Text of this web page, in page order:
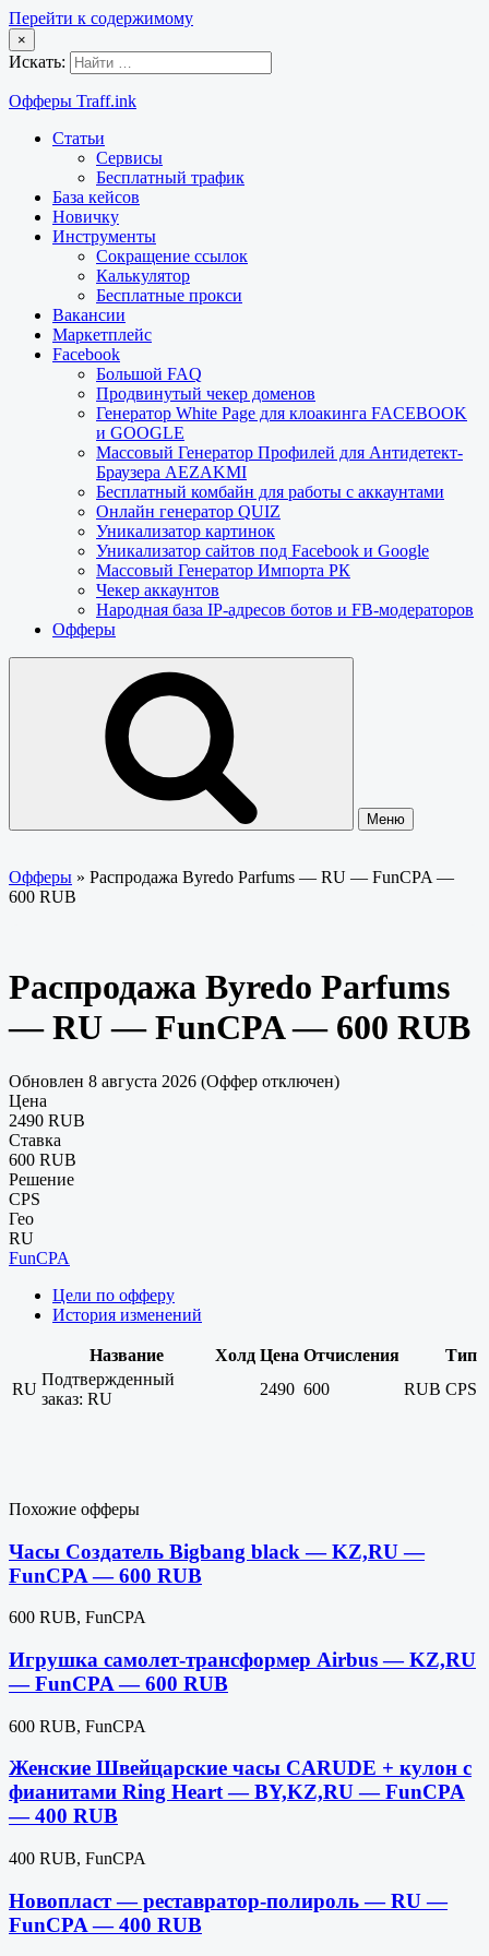
Перейти к содержимому
×
Искать:
Офферы Traff.ink
Статьи
Сервисы
Бесплатный трафик
База кейсов
Новичку
Инструменты
Сокращение ссылок
Калькулятор
Бесплатные прокси
Вакансии
Маркетплейс
Facebook
Большой FAQ
Продвинутый чекер доменов
Генератор White Page для клоакинга FACEBOOK
и GOOGLE
Массовый Генератор Профилей для Антидетект-
Браузера AEZAKMI
Бесплатный комбайн для работы с аккаунтами
Онлайн генератор QUIZ
Уникализатор картинок
Уникализатор сайтов под Facebook и Google
Массовый Генератор Импорта РК
Чекер аккаунтов
Народная база IP-адресов ботов и FB-модераторов
Офферы
Меню
Офферы » Распродажа Byredo Parfums — RU — FunCPA —
600 RUB
Распродажа Byredo Parfums
— RU — FunCPA — 600 RUB
Обновлен 8 августа 2026 (Оффер отключен)
Цена
2490 RUB
Ставка
600 RUB
Решение
CPS
Гео
RU
FunCPA
Цели по офферу
История изменений
Название Холд Цена Отчисления
Тип
RU
Подтвержденный
заказ: RU
2490 600 RUB CPS
Похожие офферы
Часы Создатель Bigbang black — KZ,RU —
FunCPA — 600 RUB
600 RUB, FunCPA
Игрушка самолет-трансформер Airbus — KZ,RU
— FunCPA — 600 RUB
600 RUB, FunCPA
Женские Швейцарские часы CARUDE + кулон с
фианитами Ring Heart — BY,KZ,RU — FunCPA
— 400 RUB
400 RUB, FunCPA
Новопласт — реставратор-полироль — RU —
FunCPA — 400 RUB